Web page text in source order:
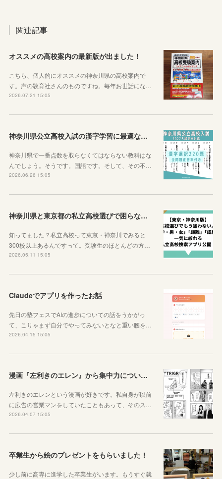
関連記事
オススメの高校案内の最新版が出ました！
こちら、個人的にオススメの神奈川県の高校案内で
す。声の敎育社さんのものですね。毎年お世話にな…
2026.07.21 15:05
神奈川県公立高校入試の漢字学習に最適な教材を紹介します！
神奈川県で一番点数を取らなくてはならない教科はな
んでしょう。そうです。国語です。そして、その不…
2026.06.26 15:05
神奈川県と東京都の私立高校選びで困らなくなるサイトを紹介するよ！
知ってました？私立高校って東京・神奈川でみると
300校以上あるんですって。受験生のほとんどの方…
2026.05.11 15:05
Claudeでアプリを作ったお話
先日の塾フェスでAIの進歩についての話をうかがっ
て、こりゃまず自分でやってみないとなと重い腰を…
2026.04.15 15:05
漫画『左利きのエレン』から集中力について学ぼう
左利きのエレンという漫画が好きです。私自身が以前
に広告の営業マンをしていたこともあって、そのス…
2026.04.07 15:05
卒業生から絵のプレゼントをもらいました！
少し前に高専に進学した卒業生がいます。もうすぐ就